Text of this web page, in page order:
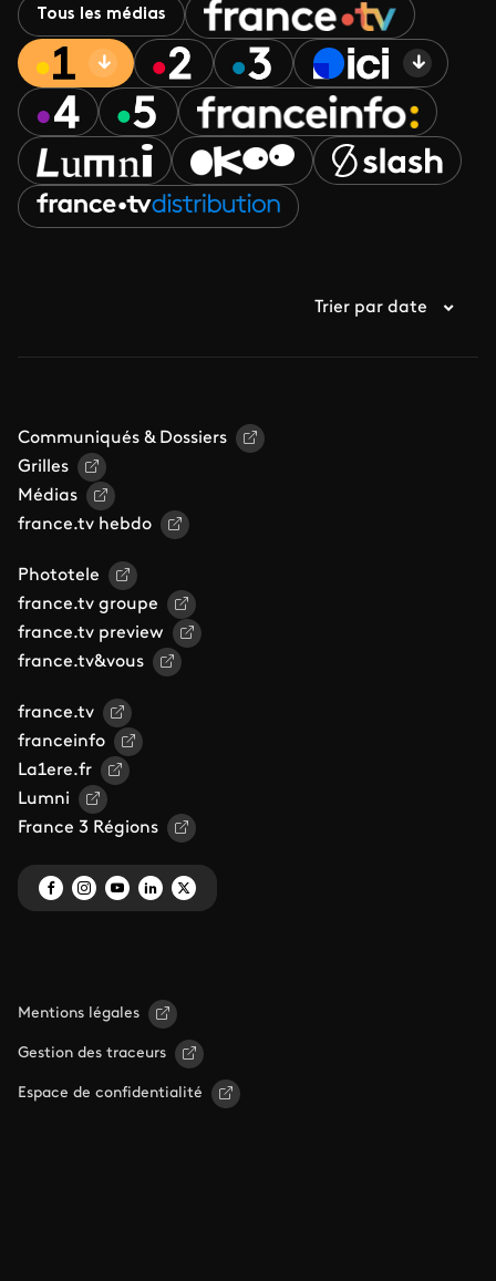
Tous les médias
Trier par date
Communiqués & Dossiers
Grilles
Médias
france.tv hebdo
Phototele
france.tv groupe
france.tv preview
france.tv&vous
france.tv
franceinfo
La1ere.fr
Lumni
France 3 Régions
Mentions légales
Gestion des traceurs
Espace de confidentialité